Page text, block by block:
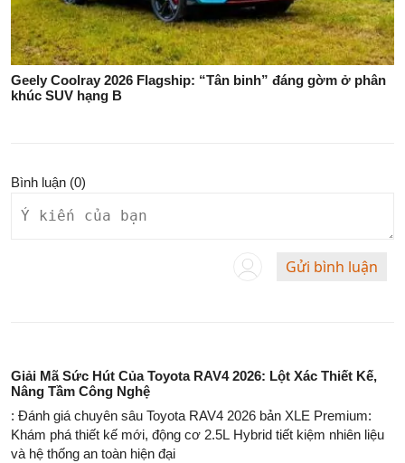
Geely Coolray 2026 Flagship: “Tân binh” đáng gờm ở phân
khúc SUV hạng B
Bình luận (0)
Gửi bình luận
Giải Mã Sức Hút Của Toyota RAV4 2026: Lột Xác Thiết Kế,
Nâng Tầm Công Nghệ
: Đánh giá chuyên sâu Toyota RAV4 2026 bản XLE Premium:
Khám phá thiết kế mới, động cơ 2.5L Hybrid tiết kiệm nhiên liệu
và hệ thống an toàn hiện đại